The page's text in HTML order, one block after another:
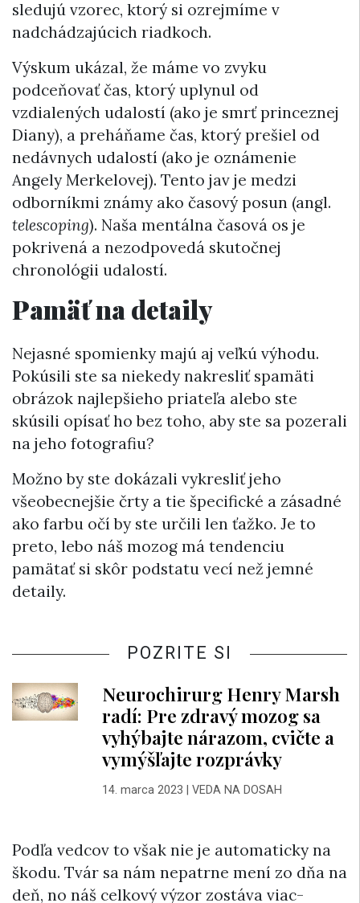
sledujú vzorec, ktorý si ozrejmíme v
nadchádzajúcich riadkoch.
Výskum ukázal, že máme vo zvyku
podceňovať čas, ktorý uplynul od
vzdialených udalostí (ako je smrť princeznej
Diany), a preháňame čas, ktorý prešiel od
nedávnych udalostí (ako je oznámenie
Angely Merkelovej). Tento jav je medzi
odborníkmi známy ako časový posun (angl.
telescoping). Naša mentálna časová os je
pokrivená a nezodpovedá skutočnej
chronológii udalostí.
Pamäť na detaily
Nejasné spomienky majú aj veľkú výhodu.
Pokúsili ste sa niekedy nakresliť spamäti
obrázok najlepšieho priateľa alebo ste
skúsili opísať ho bez toho, aby ste sa pozerali
na jeho fotografiu?
Možno by ste dokázali vykresliť jeho
všeobecnejšie črty a tie špecifické a zásadné
ako farbu očí by ste určili len ťažko. Je to
preto, lebo náš mozog má tendenciu
pamätať si skôr podstatu vecí než jemné
detaily.
POZRITE SI
Neurochirurg Henry Marsh
radí: Pre zdravý mozog sa
vyhýbajte nárazom, cvičte a
vymýšľajte rozprávky
14. marca 2023 VEDA NA DOSAH
Podľa vedcov to však nie je automaticky na
škodu. Tvár sa nám nepatrne mení zo dňa na
deň, no náš celkový výzor zostáva viac-